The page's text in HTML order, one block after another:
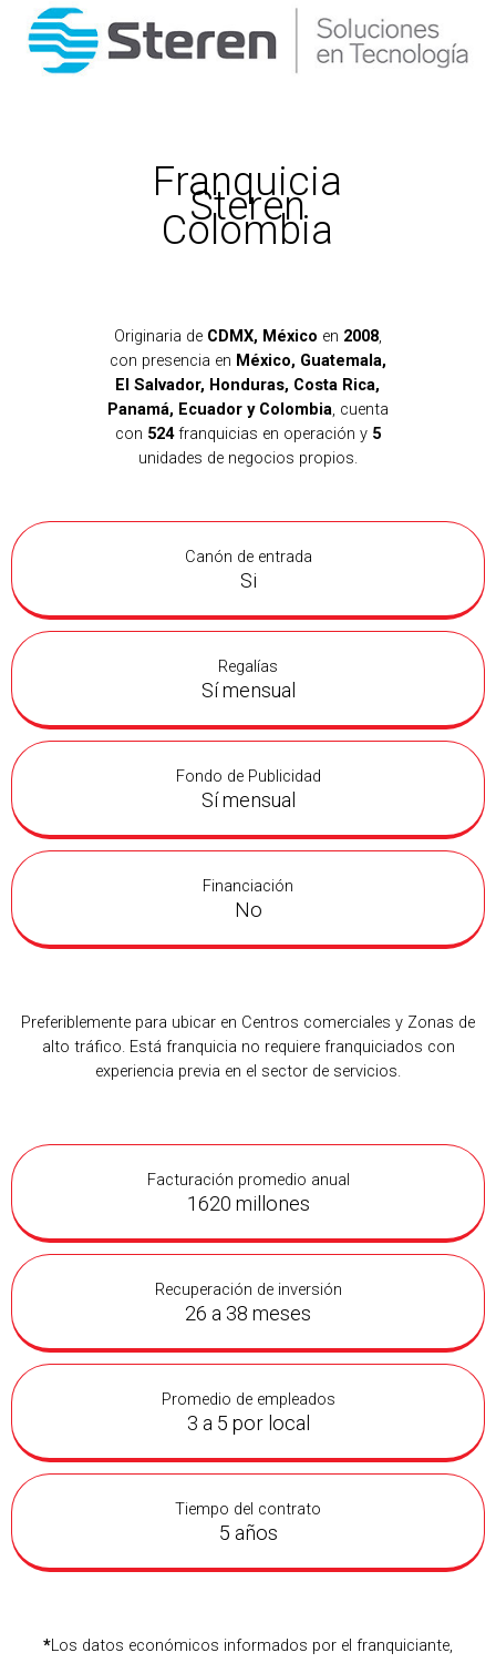
Franquicia
Steren
Colombia
Originaria de CDMX, México en 2008,
con presencia en México, Guatemala,
El Salvador, Honduras, Costa Rica,
Panamá, Ecuador y Colombia, cuenta
con 524franquicias en operación y 5
unidades de negocios propios.
Canón de entrada
Si
Regalías
Sí mensual
Fondo de Publicidad
Sí mensual
Financiación
No
Preferiblemente para ubicar en Centros comerciales y Zonas de
alto tráfico. Está franquicia no requiere franquiciados con
experiencia previa en el sector de servicios.
Facturación promedio anual
1620 millones
Recuperación de inversión
26 a 38 meses
Promedio de empleados
3 a 5 por local
Tiempo del contrato
5 años
*Los datos económicos informados por el franquiciante,